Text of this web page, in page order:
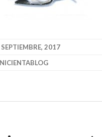
2017